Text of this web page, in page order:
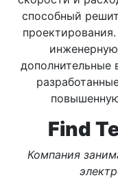
способный
дополнительные
Find
Компания